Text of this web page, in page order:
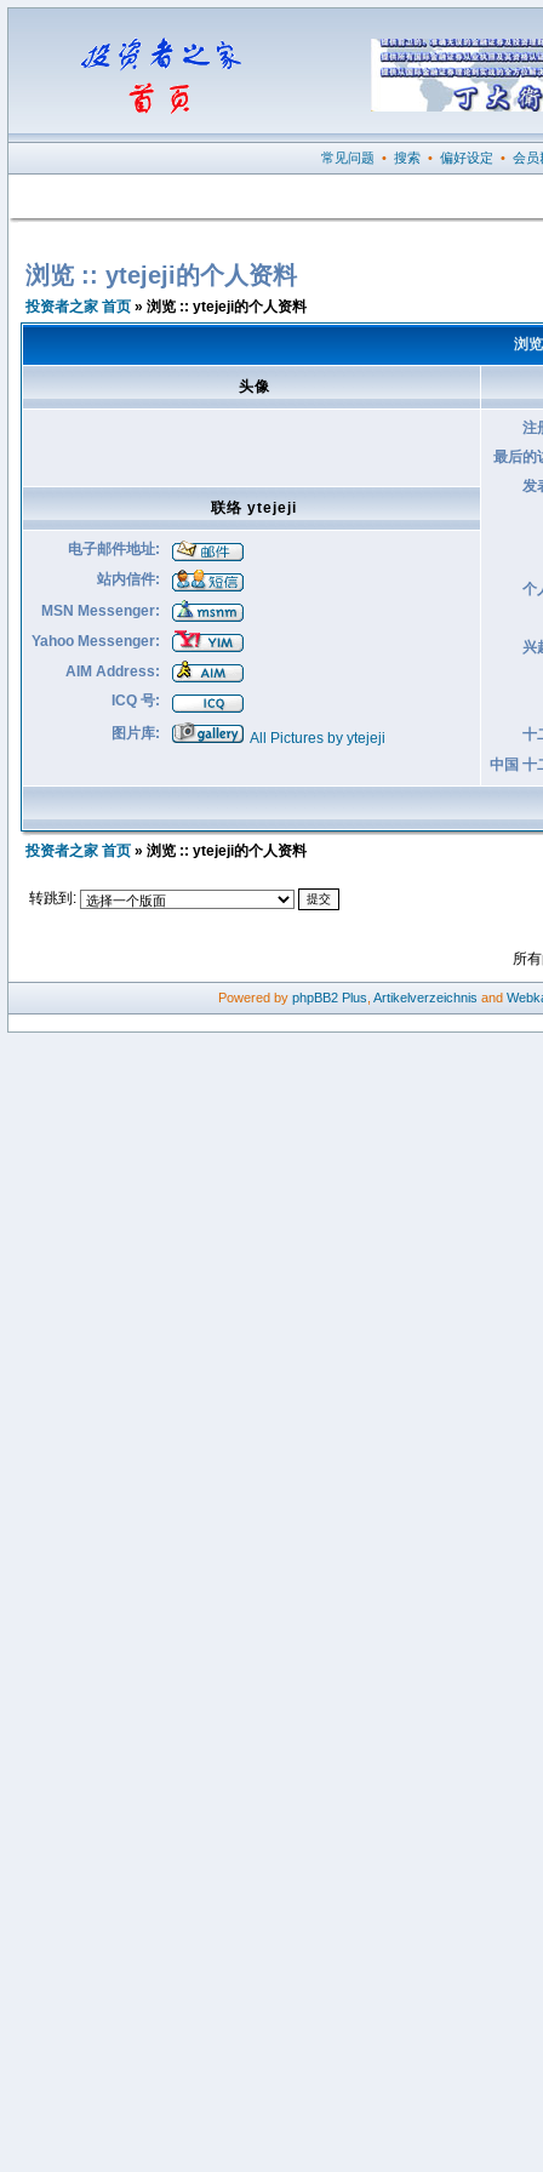
常见问题 • 搜索 • 偏好设定 • 会员
浏览 :: ytejeji的个人资料
投资者之家 首页 » 浏览 :: ytejeji的个人资料
浏
头像
注
最后的
发
个
兴
十
中国 十
联络 ytejeji
电子邮件地址:
站内信件:
MSN Messenger:
Yahoo Messenger:
AIM Address:
ICQ 号:
图片库:
All Pictures by ytejeji
投资者之家 首页 » 浏览 :: ytejeji的个人资料
转跳到:
所
Powered by phpBB2 Plus Artikelverzeichnis and